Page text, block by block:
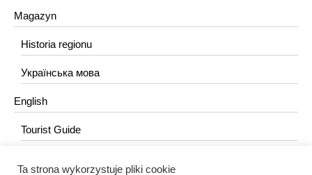
Magazyn
Historia regionu
Українська мова
English
Tourist Guide
Ta strona wykorzystuje pliki cookie